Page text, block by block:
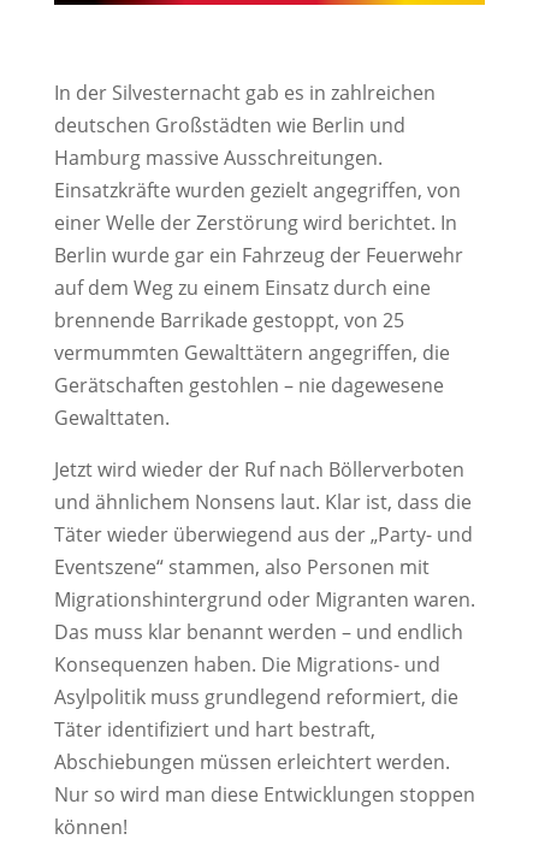
In der Silvesternacht gab es in zahlreichen
deutschen Großstädten wie Berlin und
Hamburg massive Ausschreitungen.
Einsatzkräfte wurden gezielt angegriffen, von
einer Welle der Zerstörung wird berichtet. In
Berlin wurde gar ein Fahrzeug der Feuerwehr
auf dem Weg zu einem Einsatz durch eine
brennende Barrikade gestoppt, von 25
vermummten Gewalttätern angegriffen, die
Gerätschaften gestohlen – nie dagewesene
Gewalttaten.
Jetzt wird wieder der Ruf nach Böllerverboten
und ähnlichem Nonsens laut. Klar ist, dass die
Täter wieder überwiegend aus der „Party- und
Eventszene“ stammen, also Personen mit
Migrationshintergrund oder Migranten waren.
Das muss klar benannt werden – und endlich
Konsequenzen haben. Die Migrations- und
Asylpolitik muss grundlegend reformiert, die
Täter identifiziert und hart bestraft,
Abschiebungen müssen erleichtert werden.
Nur so wird man diese Entwicklungen stoppen
können!